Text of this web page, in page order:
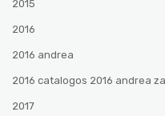
2015
2016
2016 andrea
2016 catalogos 2016 andrea
2017